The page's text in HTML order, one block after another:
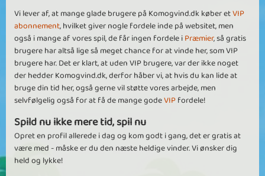
Vi lever af, at mange glade brugere på Komogvind.dk køber etVIP
abonnement, hvilket giver nogle fordele inde på websitet, men
også i mange af vores spil, de får ingen fordele iPræmier, så gratis
brugere har altså lige så meget chance for at vinde her, som VIP
brugere har. Det er klart, at uden VIP brugere, var der ikke noget
der hedder Komogvind.dk, derfor håber vi, at hvis du kan lide at
bruge din tid her, også gerne vil støtte vores arbejde, men
selvfølgelig også for at få de mange godeVIPfordele!
Spild nu ikke mere tid, spil nu
Opret en profil allerede i dag og kom godt i gang, det er gratis at
være med - måske er du den næste heldige vinder. Vi ønsker dig
held og lykke!